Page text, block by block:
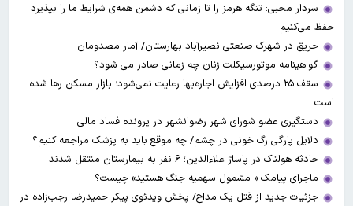
سردار محبی: تنگه هرمز را تا زمانی که دشمن همه‌ی شرایط ما را بپذیرد
حفظ می‌کنیم
حریق در شهرک صنعتی نصیرآباد بهارستان/ آمار مصدومان
گواهینامه موتورسیکلت زنان چه زمانی صادر می شود؟
سقف ۲۵ درصدی افزایش اجاره‌بها رعایت نمی‌شود؛ بازار مسکن رها شده
است
دستگیری عضو شورای شهر رضوانشهر در پرونده فساد مالی
دلایل پارگی رگ خونی در چشم/ چه موقع باید به پزشک مراجعه کنیم؟
حادثه هولناک در پاساژ علاءالدین؛ ۶ نفر به بیمارستان منتقل شدند
ماجرای پیامک « مشمول سهمیه جنگ هستید» چیست؟
جزئیات جدید از قتل یک مداح/ پخش ویدئوی پیکر حمیدرضا رجب‌زاده در